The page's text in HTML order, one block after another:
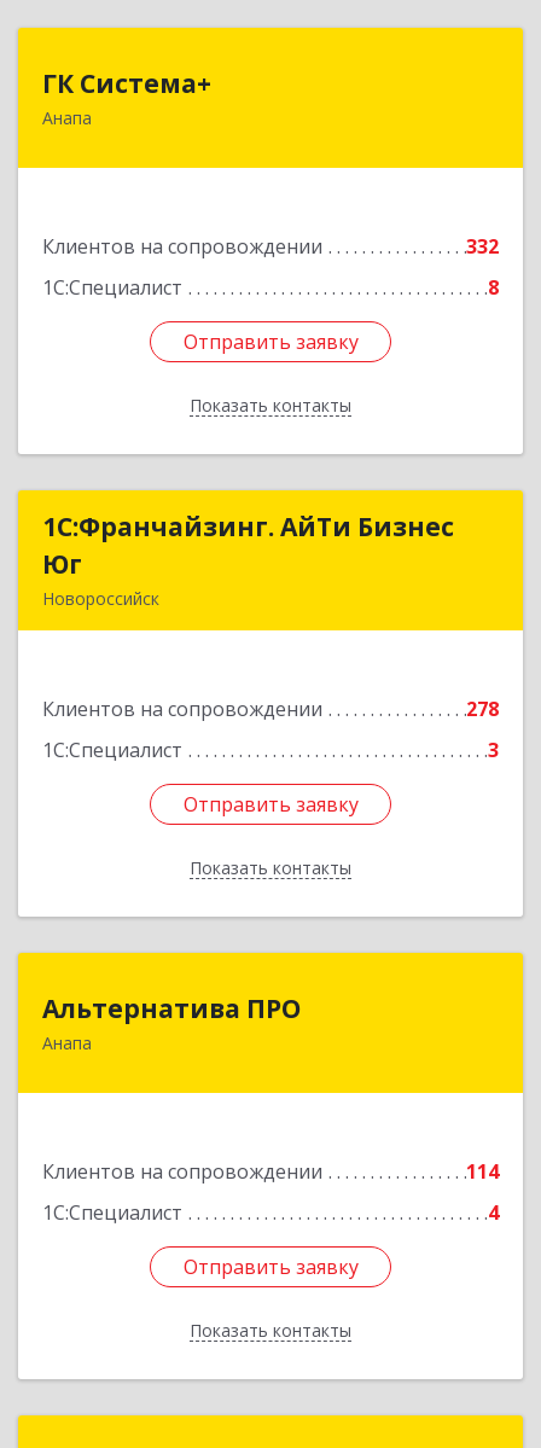
ГК Система+
Анапа
Клиентов на сопровождении
332
1С:Специалист
8
Отправить заявку
Показать контакты
353450, Краснодарский край, Анапский р-н,
Подробнее
Отправить заявку
Назад
1С:Франчайзинг. АйТи Бизнес
Юг
Новороссийск
Клиентов на сопровождении
278
1С:Специалист
3
Отправить заявку
Показать контакты
1С:Франчайзинг. АйТи Бизнес
Подробнее
Отправить заявку
Назад
Альтернатива ПРО
Анапа
Клиентов на сопровождении
114
1С:Специалист
4
Отправить заявку
Показать контакты
353450, Краснодарский край, Анапский р-н,
Отправить заявку
Назад